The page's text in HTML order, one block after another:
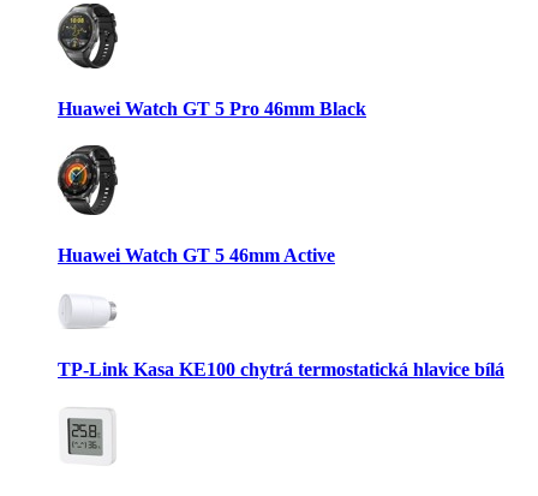
Huawei Watch GT 5 Pro 46mm Black
Huawei Watch GT 5 46mm Active
TP-Link Kasa KE100 chytrá termostatická hlavice bílá